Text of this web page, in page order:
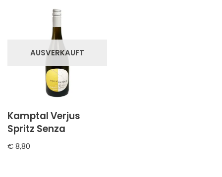
AUSVERKAUFT
Kamptal Verjus
Spritz Senza
€8,80